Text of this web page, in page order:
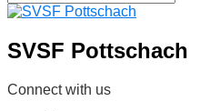
SVSF Pottschach
Connect with us